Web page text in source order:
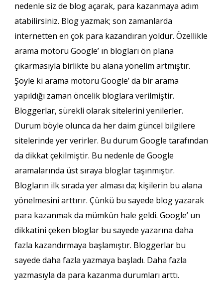
nedenle siz de blog açarak, para kazanmaya adım
atabilirsiniz. Blog yazmak; son zamanlarda
internetten en çok para kazandıran yoldur. Özellikle
arama motoru Google’ ın blogları ön plana
çıkarmasıyla birlikte bu alana yönelim artmıştır.
Şöyle ki arama motoru Google’ da bir arama
yapıldığı zaman öncelik bloglara verilmiştir.
Bloggerlar, sürekli olarak sitelerini yenilerler.
Durum böyle olunca da her daim güncel bilgilere
sitelerinde yer verirler. Bu durum Google tarafından
da dikkat çekilmiştir. Bu nedenle de Google
aramalarında üst sıraya bloglar taşınmıştır.
Blogların ilk sırada yer alması da; kişilerin bu alana
yönelmesini arttırır. Çünkü bu sayede blog yazarak
para kazanmak da mümkün hale geldi. Google’ un
dikkatini çeken bloglar bu sayede yazarına daha
fazla kazandırmaya başlamıştır. Bloggerlar bu
sayede daha fazla yazmaya başladı. Daha fazla
yazmasıyla da para kazanma durumları arttı.